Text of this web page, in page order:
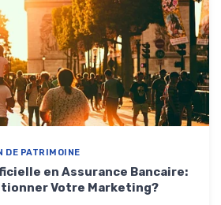
DE PATRIMOINE
en Assurance Bancaire:
Votre Marketing?